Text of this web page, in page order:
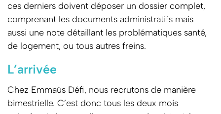
ces derniers doivent déposer un dossier complet,
comprenant les documents administratifs mais
aussi une note détaillant les problématiques santé,
de logement, ou tous autres freins.
L’arrivée
Chez Emmaüs Défi, nous recrutons de manière
bimestrielle. C’est donc tous les deux mois